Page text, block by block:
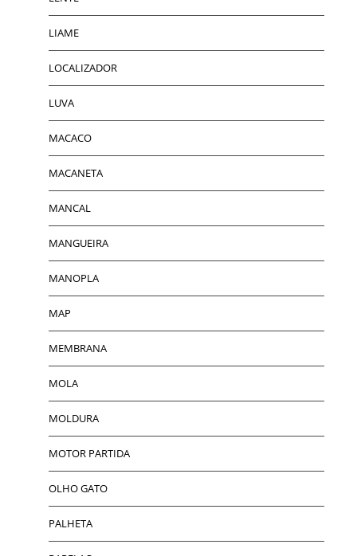
LIAME
LOCALIZADOR
LUVA
MACACO
MACANETA
MANCAL
MANGUEIRA
MANOPLA
MAP
MEMBRANA
MOLA
MOLDURA
MOTOR PARTIDA
OLHO GATO
PALHETA